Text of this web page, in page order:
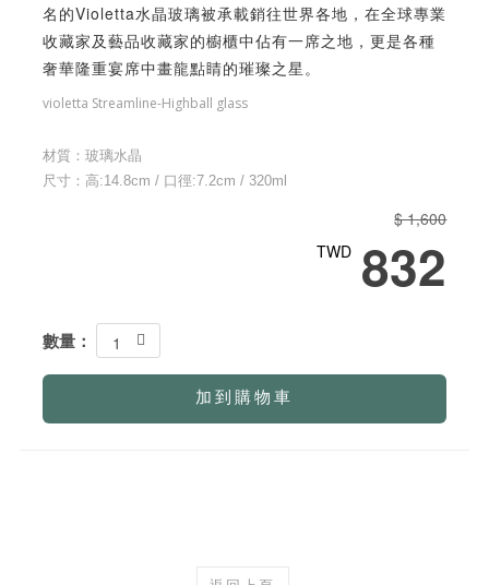
名的Violetta水晶玻璃被承載銷往世界各地，在全球專業
收藏家及藝品收藏家的櫥櫃中佔有一席之地，更是各種
奢華隆重宴席中畫龍點睛的璀璨之星。
violetta Streamline-Highball glass
材質：玻璃水晶
尺寸：高:14.8cm / 口徑:7.2cm / 320ml
$ 1,600
TWD 832
數量： 1
加到購物車